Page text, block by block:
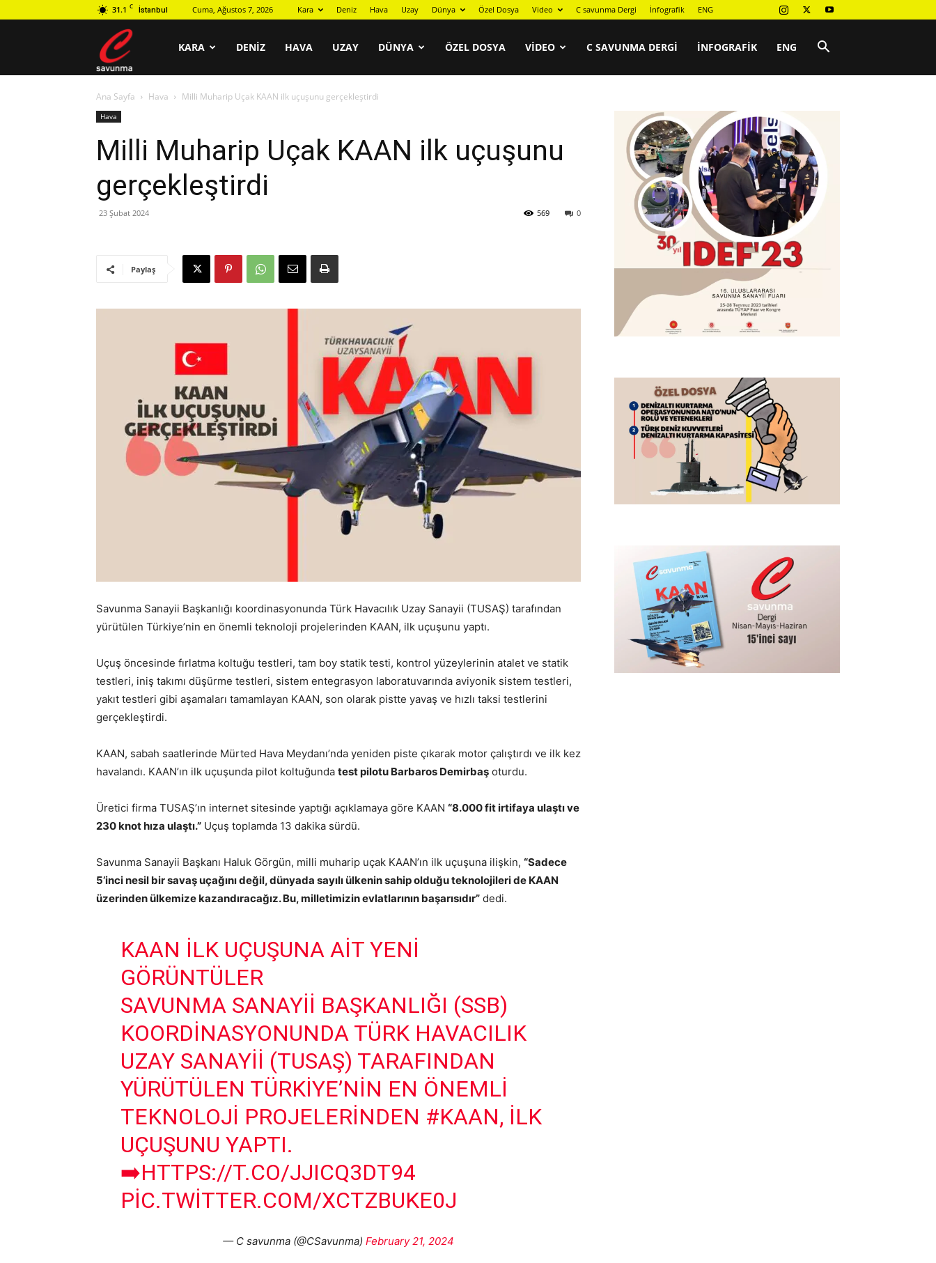
31.1 C İstanbul Cuma, Ağustos 7, 2026 Kara Deniz Hava Uzay Dünya Özel Dosya Video C savunma Dergi İnfografik ENG
savunma
KARA DENIZ HAVA UZAY DÜNYA ÖZEL DOSYA VIDEO C SAVUNMA DERGI İNFOGRAFIK ENG
Ana Sayfa Hava Milli Muharip Uçak KAAN ilk uçuşunu gerçekleştirdi
Hava
Milli Muharip Uçak KAAN ilk uçuşunu
gerçekleştirdi
23 Şubat 2024 0
569
Paylaş
Savunma Sanayii Başkanlığı koordinasyonunda Türk Havacılık Uzay Sanayii (TUSAŞ) tarafından
yürütülen Türkiye’nin en önemli teknoloji projelerinden KAAN, ilk uçuşunu yaptı.
Uçuş öncesinde fırlatma koltuğu testleri, tam boy statik testi, kontrol yüzeylerinin atalet ve statik
testleri, iniş takımı düşürme testleri, sistem entegrasyon laboratuvarında aviyonik sistem testleri,
yakıt testleri gibi aşamaları tamamlayan KAAN, son olarak pistte yavaş ve hızlı taksi testlerini
gerçekleştirdi.
KAAN, sabah saatlerinde Mürted Hava Meydanı’nda yeniden piste çıkarak motor çalıştırdı ve ilk kez
havalandı. KAAN’ın ilk uçuşunda pilot koltuğunda test pilotu Barbaros Demirbaş oturdu.
Üretici firma TUSAŞ’ın internet sitesinde yaptığı açıklamaya göre KAAN “8.000 fit irtifaya ulaştı ve
230 knot hıza ulaştı.” Uçuş toplamda 13 dakika sürdü.
Savunma Sanayii Başkanı Haluk Görgün, milli muharip uçak KAAN’ın ilk uçuşuna ilişkin, “Sadece
5’inci nesil bir savaş uçağını değil, dünyada sayılı ülkenin sahip olduğu teknolojileri de KAAN
üzerinden ülkemize kazandıracağız. Bu, milletimizin evlatlarının başarısıdır” dedi.
KAAN ILK UÇUŞUNA AIT YENI
GÖRÜNTÜLER
SAVUNMA SANAYII BAŞKANLIĞI (SSB)
KOORDINASYONUNDA TÜRK HAVACILIK
UZAY SANAYII (TUSAŞ) TARAFINDAN
YÜRÜTÜLEN TÜRKIYE’NIN EN ÖNEMLI
TEKNOLOJI PROJELERINDEN #KAAN, ILK
UÇUŞUNU YAPTI.
➡️HTTPS://T.CO/JJICQ3DT94
PIC.TWITTER.COM/XCTZBUKE0J
— C savunma (@CSavunma) February 21, 2024